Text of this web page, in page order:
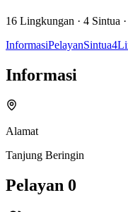
16 Lingkungan · 4 Sintua ·
InformasiPelayanSintua4
Informasi
Alamat
Tanjung Beringin
Pelayan 0